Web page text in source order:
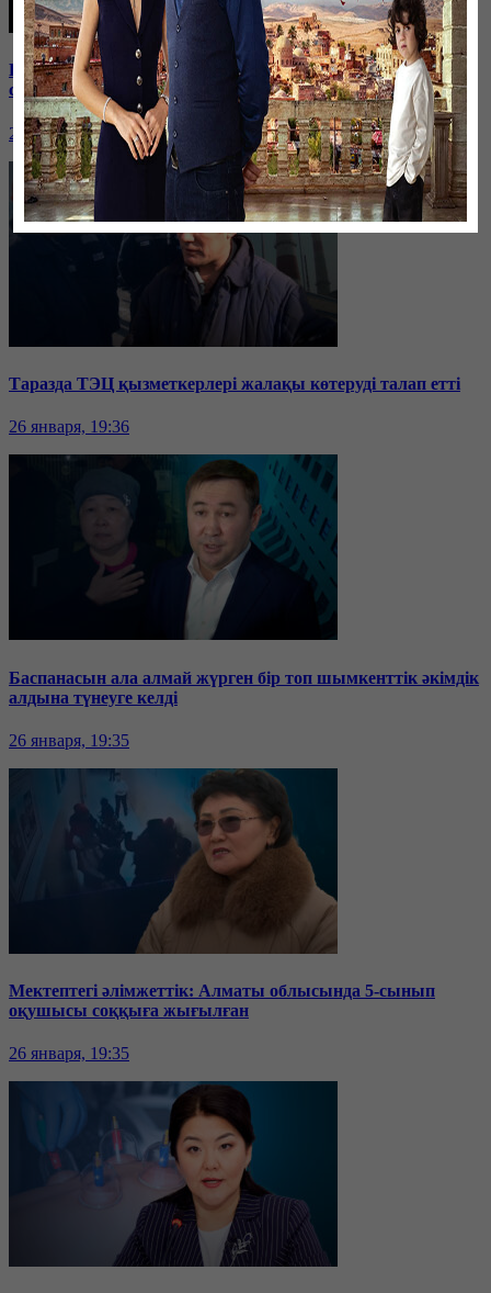
Бірнеше отбасын алдаған туристік фирма директоры
сотталып жатыр
26 января, 19:36
Таразда ТЭЦ қызметкерлері жалақы көтеруді талап етті
26 января, 19:36
Баспанасын ала алмай жүрген бір топ шымкенттік әкімдік
алдына түнеуге келді
26 января, 19:35
Мектептегі әлімжеттік: Алматы облысында 5-сынып
оқушысы соққыға жығылған
26 января, 19:35